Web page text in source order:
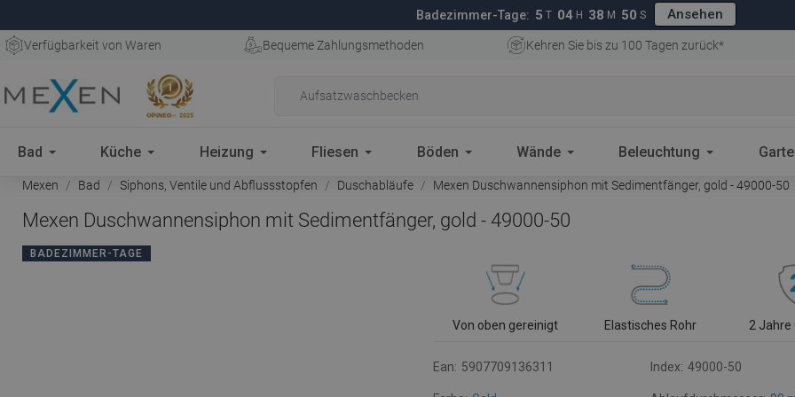
Badezimmer-Tage: 5 T 04 H 38 M 49 S Ansehen
Verfügbarkeit von Waren Bequeme Zahlungsmethoden Kehren Sie bis zu 100 Tagen zurück*
Bad Küche Heizung Fliesen Böden Wände Beleuchtung
Mexen Bad Siphons, Ventile und Abflussstopfen Duschabläufe Mexen Duschwannensiphon mit Sedimentfänger, gold - 49000-50
Mexen Duschwannensiphon mit Sedimentfänger, gold - 49000-50
BADEZIMMER-TAGE
Von oben gereinigt Elastisches Rohr 2 Jahre
Ean: 5907709136311 Index: 49000-50